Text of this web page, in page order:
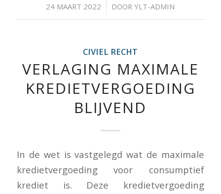
24 MAART 2022
/ DOORYLT-ADMIN
CIVIEL RECHT
VERLAGING MAXIMALE
KREDIETVERGOEDING
BLIJVEND
In de wet is vastgelegd wat de maximale
kredietvergoeding voor consumptief
krediet is. Deze kredietvergoeding